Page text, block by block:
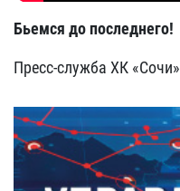
Бьемся до последнего!
Пресс-служба ХК «Сочи»